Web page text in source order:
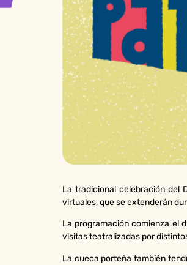
La tradicional celebración del
virtuales, que se extenderán
La programación comienza el
visitas teatralizadas por
La cueca porteña también